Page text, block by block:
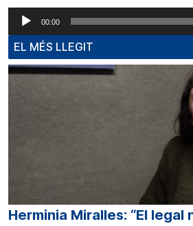
Reproductor
d'àudio
00:00
EL MÉS LLEGIT
Herminia Miralles: “El legal